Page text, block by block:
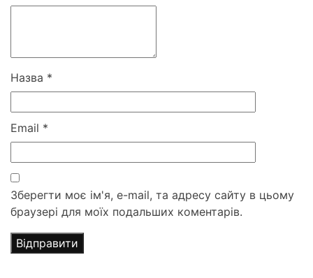
Назва *
Email *
Зберегти моє ім'я, e-mail, та адресу сайту в цьому
браузері для моїх подальших коментарів.